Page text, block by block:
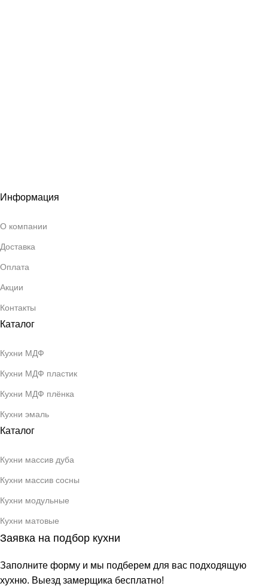
Информация
О компании
Доставка
Оплата
Акции
Контакты
Каталог
Кухни МДФ
Кухни МДФ пластик
Кухни МДФ плёнка
Кухни эмаль
Каталог
Кухни массив дуба
Кухни массив сосны
Кухни модульные
Кухни матовые
Заявка на подбор кухни
Заполните форму и мы подберем для вас подходящую
хухню. Выезд замерщика бесплатно!